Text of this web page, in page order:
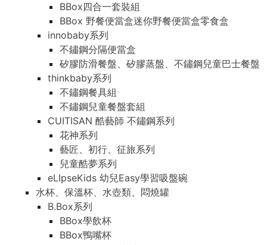
BBox四合一套裝組
BBox 野餐便當盒迷你野餐便當盒零食盒
innobaby系列
不鏽鋼分隔便當盒
矽膠防滑餐盤、矽膠蒸盤、不鏽鋼兒童巴士餐盤
thinkbaby系列
不鏽鋼餐具組
不鏽鋼兒童餐盤套組
CUITISAN 酷藝師 不鏽鋼系列
花神系列
藝匠、初行、征旅系列
兒童酷夢系列
eLIpseKids 幼兒Easy學習吸盤碗
水杯、保溫杯、水壺類、悶燒罐
B.Box系列
BBox學飲杯
BBox鴨嘴杯